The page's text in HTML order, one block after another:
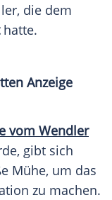
, die dem
hatte.
Anzeige
vom Wendler
gibt sich
Mühe, um das
zu machen.